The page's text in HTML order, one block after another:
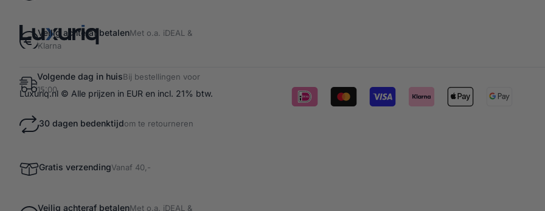
Veilig achteraf betalenMet o.a. iDEAL &
Klarna
Volgende dag in huisBij bestellingen voor
15:00
30 dagen bedenktijdom te retourneren
Gratis verzendingVanaf 40,-
Veilig achteraf betalenMet o.a. iDEAL &
Luxuriq.nl © Alle prijzen in EUR en incl. 21% btw.